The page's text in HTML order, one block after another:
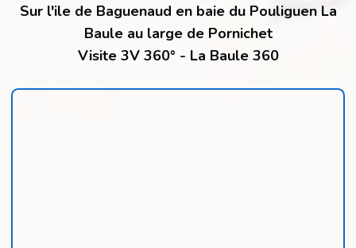
Sur l'ile de Baguenaud en baie du Pouliguen La
Baule au large de Pornichet
Visite 3V 360° - La Baule 360